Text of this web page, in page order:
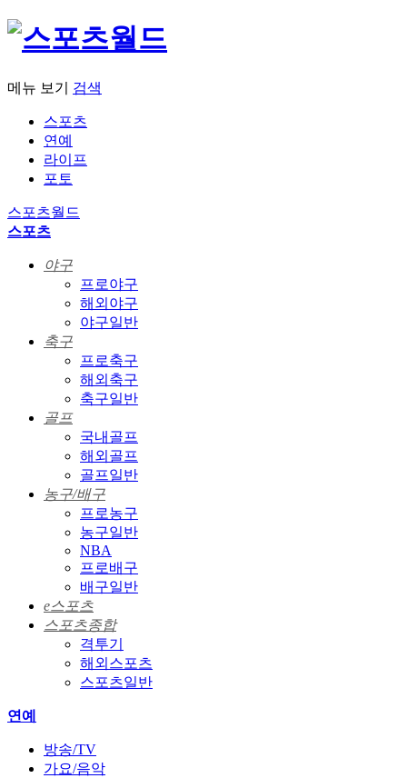
메뉴 보기 검색
스포츠
연예
라이프
포토
스포츠월드
스포츠
야구
프로야구
해외야구
야구일반
축구
프로축구
해외축구
축구일반
골프
국내골프
해외골프
골프일반
농구/배구
프로농구
농구일반
NBA
프로배구
배구일반
e스포츠
스포츠종합
격투기
해외스포츠
스포츠일반
연예
방송/TV
가요/음악